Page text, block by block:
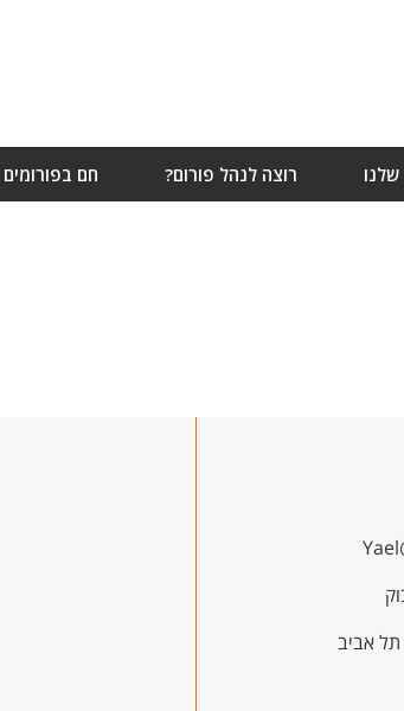
שלנו רוצה לנהל פורום? חם בפורומים